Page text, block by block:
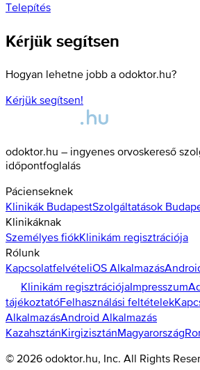
Telepítés
Kérjük segítsen
Hogyan lehetne jobb a odoktor.hu?
Kérjük segítsen!
odoktor.hu – ingyenes orvoskereső
időpontfoglalás
Pácienseknek
Klinikák BudapestSzolgáltatások
Klinikáknak
Személyes fiókKlinikám regisztrációja
Rólunk
KapcsolatfelvételiOS Alkalmazás
Klinikám regisztrációjaImpresszum
tájékoztatóFelhasználási feltételek
AlkalmazásAndroid Alkalmazás
KazahsztánKirgizisztánMagyarország
© 2026 odoktor.hu, Inc. All Rights